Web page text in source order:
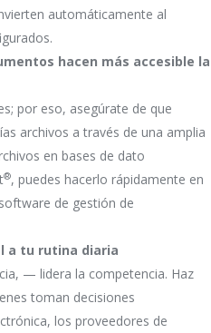
automáticamente al
hacen más accesible la
por eso, asegúrate de que
archivos a través de una amplia
en bases de dato
®, puedes hacerlo rápidamente en
de gestión de
a tu rutina diaria
— lidera la competencia. Haz
toman decisiones
los proveedores de